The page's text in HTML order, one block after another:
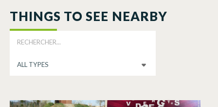
THINGS TO SEE NEARBY